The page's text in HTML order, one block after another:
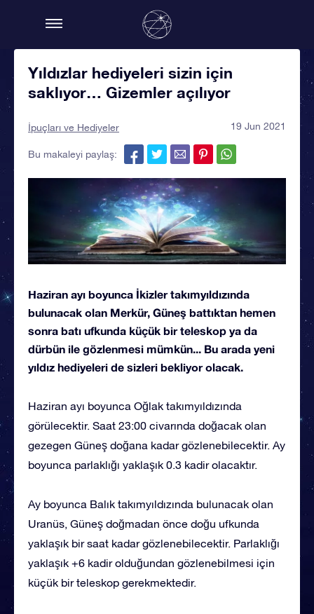
Yıldızlar hediyeleri sizin için
saklıyor… Gizemler açılıyor
İpuçları ve Hediyeler 19 Jun 2021
Bu makaleyi paylaş:
Haziran ayı boyunca İkizler takımyıldızında
bulunacak olan Merkür, Güneş battıktan hemen
sonra batı ufkunda küçük bir teleskop ya da
dürbün ile gözlenmesi mümkün... Bu arada yeni
yıldız hediyeleri de sizleri bekliyor olacak.
Haziran ayı boyunca Oğlak takımyıldızında
görülecektir. Saat 23:00 civarında doğacak olan
gezegen Güneş doğana kadar gözlenebilecektir. Ay
boyunca parlaklığı yaklaşık 0.3 kadir olacaktır.
Ay boyunca Balık takımyıldızında bulunacak olan
Uranüs, Güneş doğmadan önce doğu ufkunda
yaklaşık bir saat kadar gözlenebilecektir. Parlaklığı
yaklaşık +6 kadir olduğundan gözlenebilmesi için
küçük bir teleskop gerekmektedir.